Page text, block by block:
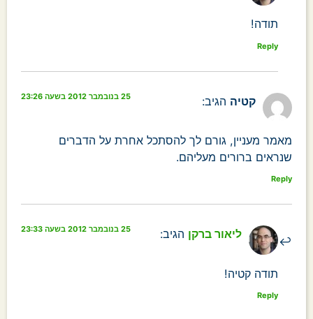
תודה!
Reply
קטיה הגיב: 25 בנובמבר 2012 בשעה 23:26
מאמר מעניין, גורם לך להסתכל אחרת על הדברים
שנראים ברורים מעליהם.
Reply
ליאור ברקן הגיב: 25 בנובמבר 2012 בשעה 23:33
תודה קטיה!
Reply